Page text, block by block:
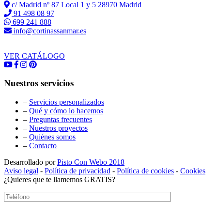
c/ Madrid nº 87 Local 1 y 5 28970 Madrid
91 498 08 97
699 241 888
info@cortinassanmar.es
VER CATÁLOGO
Nuestros servicios
– Servicios personalizados
– Qué y cómo lo hacemos
– Preguntas frecuentes
– Nuestros proyectos
– Quiénes somos
– Contacto
Desarrollado porPisto Con Webo 2018
Aviso legal - Política de privacidad - Política de cookies - Cookies
¿Quieres que te llamemos GRATIS?